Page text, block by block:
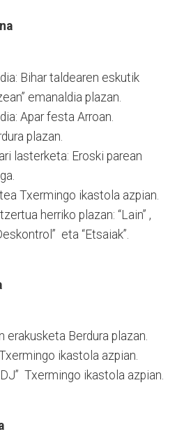
Bihar taldearen eskutik
emanaldia plazan.
Apar festa Arroan.
plazan.
lasterketa: Eroski parean
Txermingo ikastola azpian.
herriko plazan: “Lain” ,
eta “Etsaiak”.
Berdura plazan.
ikastola azpian.
Txermingo ikastola azpian.